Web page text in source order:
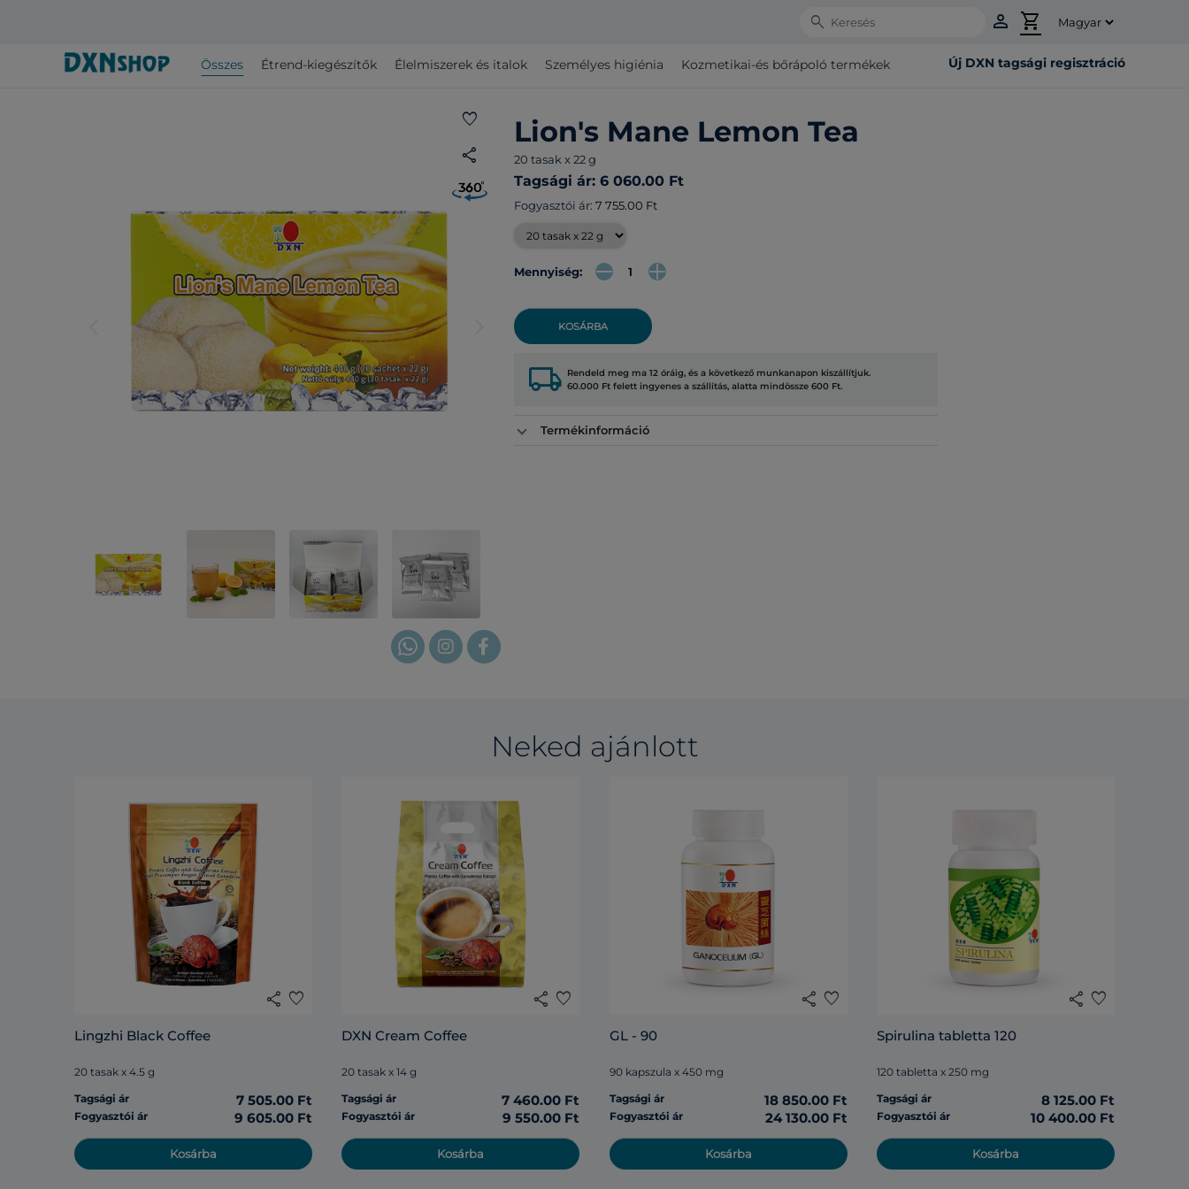
Search person shopping_cart
Összes Étrend-kiegészítők Élelmiszerek és italok Személyes higiénia Kozmetikai-és bőrápoló termékek Új DXN tagsági regisztráció
favorite
share
Lion's Mane Lemon Tea
20 tasak x 22 g
Tagsági ár: 6 060.00 Ft
Fogyasztói ár: 7 755.00 Ft
Mennyiség:
KOSÁRBA
local_shipping Rendeld meg ma 12 óráig, és a következő munkanapon kiszállítjuk.
60.000 Ft felett ingyenes a szállítás, alatta mindössze 600 Ft.
Termékinformáció
Neked ajánlott
share favorite
Lingzhi Black Coffee
20 tasak x 4.5 g
Tagsági ár
7 505.00 Ft
Fogyasztói ár 9 605.00 Ft
Kosárba
share favorite
DXN Cream Coffee
20 tasak x 14 g
Tagsági ár
7 460.00 Ft
Fogyasztói ár 9 550.00 Ft
Kosárba
share favorite
GL - 90
90 kapszula x 450 mg
Tagsági ár
18 850.00 Ft
Fogyasztói ár 24 130.00 Ft
Kosárba
share favorite
Spirulina tabletta 120
120 tabletta x 250 mg
Tagsági ár
8 125.00 Ft
Fogyasztói ár 10 400.00 Ft
Kosárba